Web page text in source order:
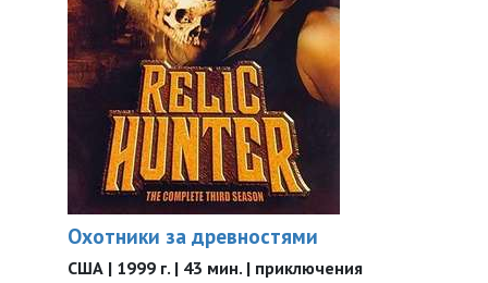
Охотники за древностями
США | 1999 г. | 43 мин. | приключения